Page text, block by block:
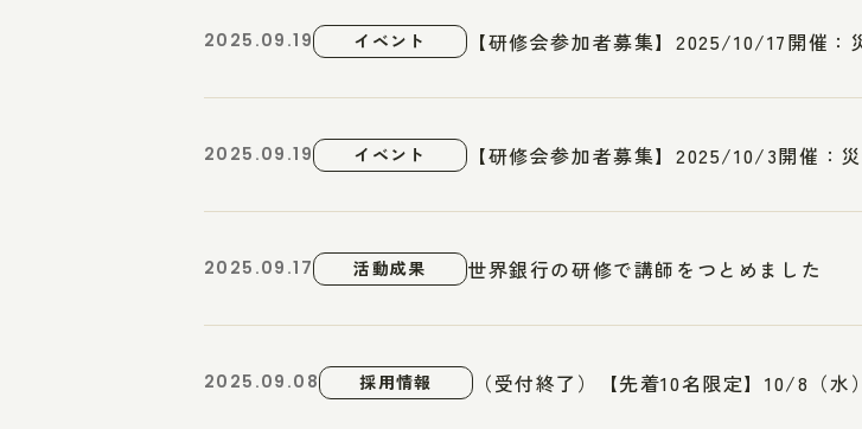
2025.09.19 イベント 【研修会参加者募集】2025/10/17開催
2025.09.19 イベント 【研修会参加者募集】2025/10/3開催：
2025.09.17 活動成果 世界銀行の研修で講師をつとめました
2025.09.08 採用情報 （受付終了）【先着10名限定】10/8（